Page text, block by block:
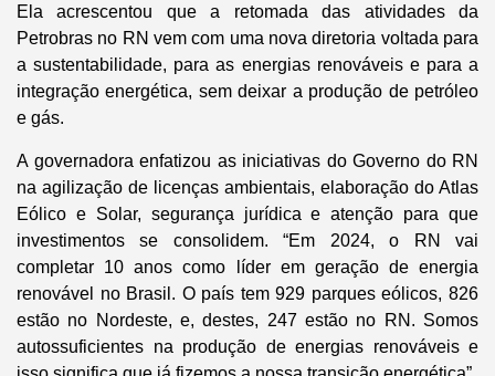
Ela acrescentou que a retomada das atividades da
Petrobras no RN vem com uma nova diretoria voltada para
a sustentabilidade, para as energias renováveis e para a
integração energética, sem deixar a produção de petróleo
e gás.
A governadora enfatizou as iniciativas do Governo do RN
na agilização de licenças ambientais, elaboração do Atlas
Eólico e Solar, segurança jurídica e atenção para que
investimentos se consolidem. “Em 2024, o RN vai
completar 10 anos como líder em geração de energia
renovável no Brasil. O país tem 929 parques eólicos, 826
estão no Nordeste, e, destes, 247 estão no RN. Somos
autossuficientes na produção de energias renováveis e